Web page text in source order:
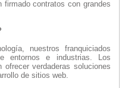
firmado contratos con grandes
nuestros franquiciados
entornos e industrias. Los
verdaderas soluciones
de sitios web.